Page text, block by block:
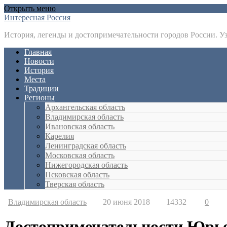
Открыть меню
Интересная Россия
История, легенды и достопримечательности городов России.
Главная
Новости
История
Места
Традиции
Регионы
Архангельская область
Владимирская область
Ивановская область
Карелия
Ленинградская область
Московская область
Нижегородская область
Псковская область
Тверская область
Владимирская область 20 июня 2018 14332 0